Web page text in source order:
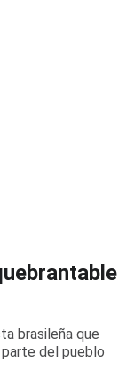
brasileña que
del pueblo